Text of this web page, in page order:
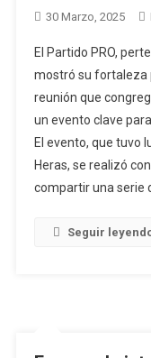
30 Marzo, 2025
El Partido PRO,
mostró su fortaleza
reunión que
un evento clave
El evento, que tuvo
Heras, se realizó
compartir una serie
Seguir